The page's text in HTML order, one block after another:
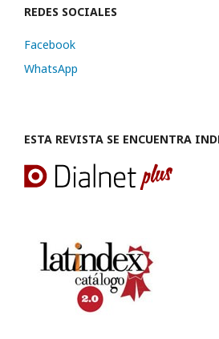
REDES SOCIALES
Facebook
WhatsApp
ESTA REVISTA SE ENCUENTRA